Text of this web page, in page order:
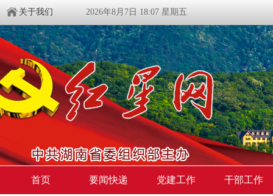
关于我们 2026年8月7日 18:07 星期五
首页 要闻快递 党建工作 干部工作